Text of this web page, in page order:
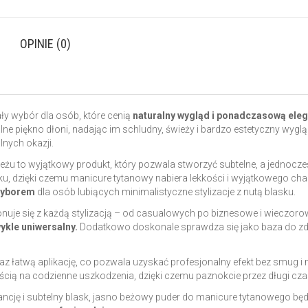
OPINIE (0)
wybór dla osób, które cenią naturalny wygląd i ponadczasową
piękno dłoni, nadając im schludny, świeży i bardzo estetyczny
okazji.
to wyjątkowy produkt, który pozwala stworzyć subtelne, a
dzięki czemu manicure tytanowy nabiera lekkości i wyjątkowego
dla osób lubiących minimalistyczne stylizacje z nutą blasku.
się z każdą stylizacją – od casualowych po biznesowe i
uniwersalny. Dodatkowo doskonale sprawdza się jako baza do
łatwą aplikację, co pozwala uzyskać profesjonalny efekt bez smug
na codzienne uszkodzenia, dzięki czemu paznokcie przez długi
i subtelny blask, jasno beżowy puder do manicure tytanowego